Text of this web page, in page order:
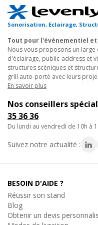
• Fabrication européenne
• Alliage 6082 T6 (AlMgSi1)
Utilisations typiques :
• Raccordement de grills
• Stands d'exposition
entreprises.
• Structures
Caractéristiques techniques
- Configuration : 2
- Alliage : 6082 T6 (AlMgSi1)
- Compatibilité : Structure
- Certification : TÜV NORD
Sonorisation, Eclairage,
Tout pour l'évènementiel
Nous vous proposons un
d'éclairage, public-address et
structures scéniques et
grill auto-porté avec leurs
En savoir plus
Nos conseillers
35 36 36
du lundi au vendredi de 10h à
Suivez notre actualité :
BESOIN D'AIDE ?
Réussir son stand
Blog
Obtenir un devis